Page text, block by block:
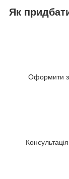
Як
Оформити